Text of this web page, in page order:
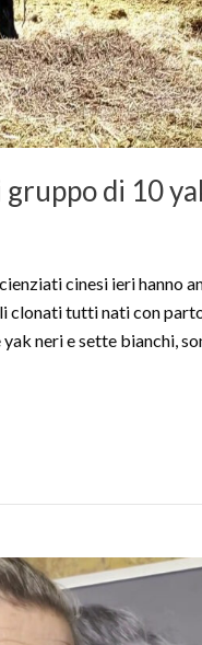
di 10
cinesi ieri hanno
clonati tutti nati con
neri e sette bianchi,